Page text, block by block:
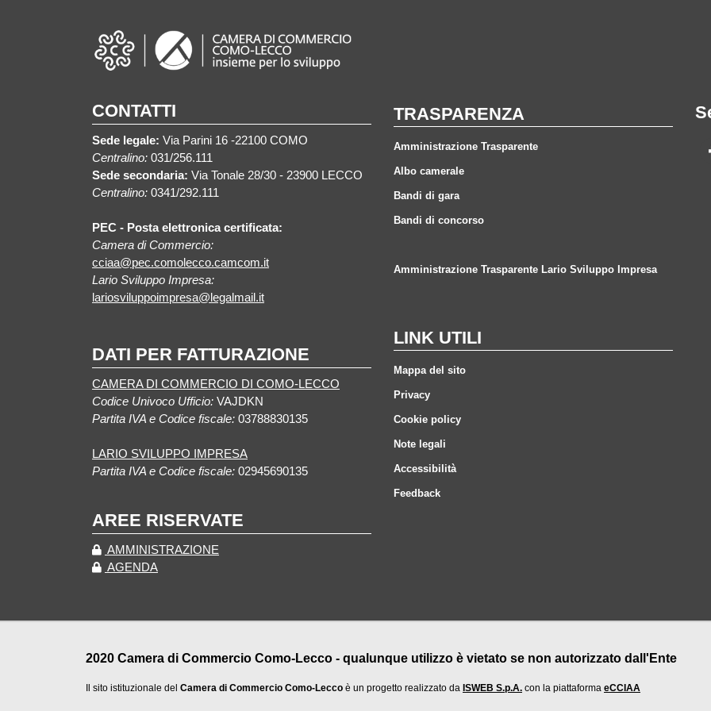
CONTATTI
Sede legale: Via Parini 16 -22100 COMO
Centralino: 031/256.111
Sede secondaria: Via Tonale 28/30 - 23900 LECCO
Centralino: 0341/292.111
PEC - Posta elettronica certificata:
Camera di Commercio:
cciaa@pec.comolecco.camcom.it
Lario Sviluppo Impresa:
lariosviluppoimpresa@legalmail.it
DATI PER FATTURAZIONE
CAMERA DI COMMERCIO DI COMO-LECCO
Codice Univoco Ufficio: VAJDKN
Partita IVA e Codice fiscale: 03788830135
LARIO SVILUPPO IMPRESA
Partita IVA e Codice fiscale: 02945690135
AREE RISERVATE
AMMINISTRAZIONE
AGENDA
TRASPARENZA
Amministrazione Trasparente
Albo camerale
Bandi di gara
Bandi di concorso
Amministrazione Trasparente Lario Sviluppo Impresa
LINK UTILI
Mappa del sito
Privacy
Cookie policy
Note legali
Accessibilità
Feedback
2020 Camera di Commercio Como-Lecco - qualunque utilizzo è vietato se non autorizzato dall'Ente
Il sito istituzionale del Camera di Commercio Como-Lecco è un progetto realizzato da ISWEB S.p.A. con la piattaforma eCCIAA